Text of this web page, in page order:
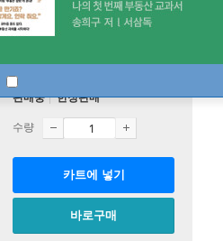
판매중 한정판매
수량
카트에 넣기
바로구매